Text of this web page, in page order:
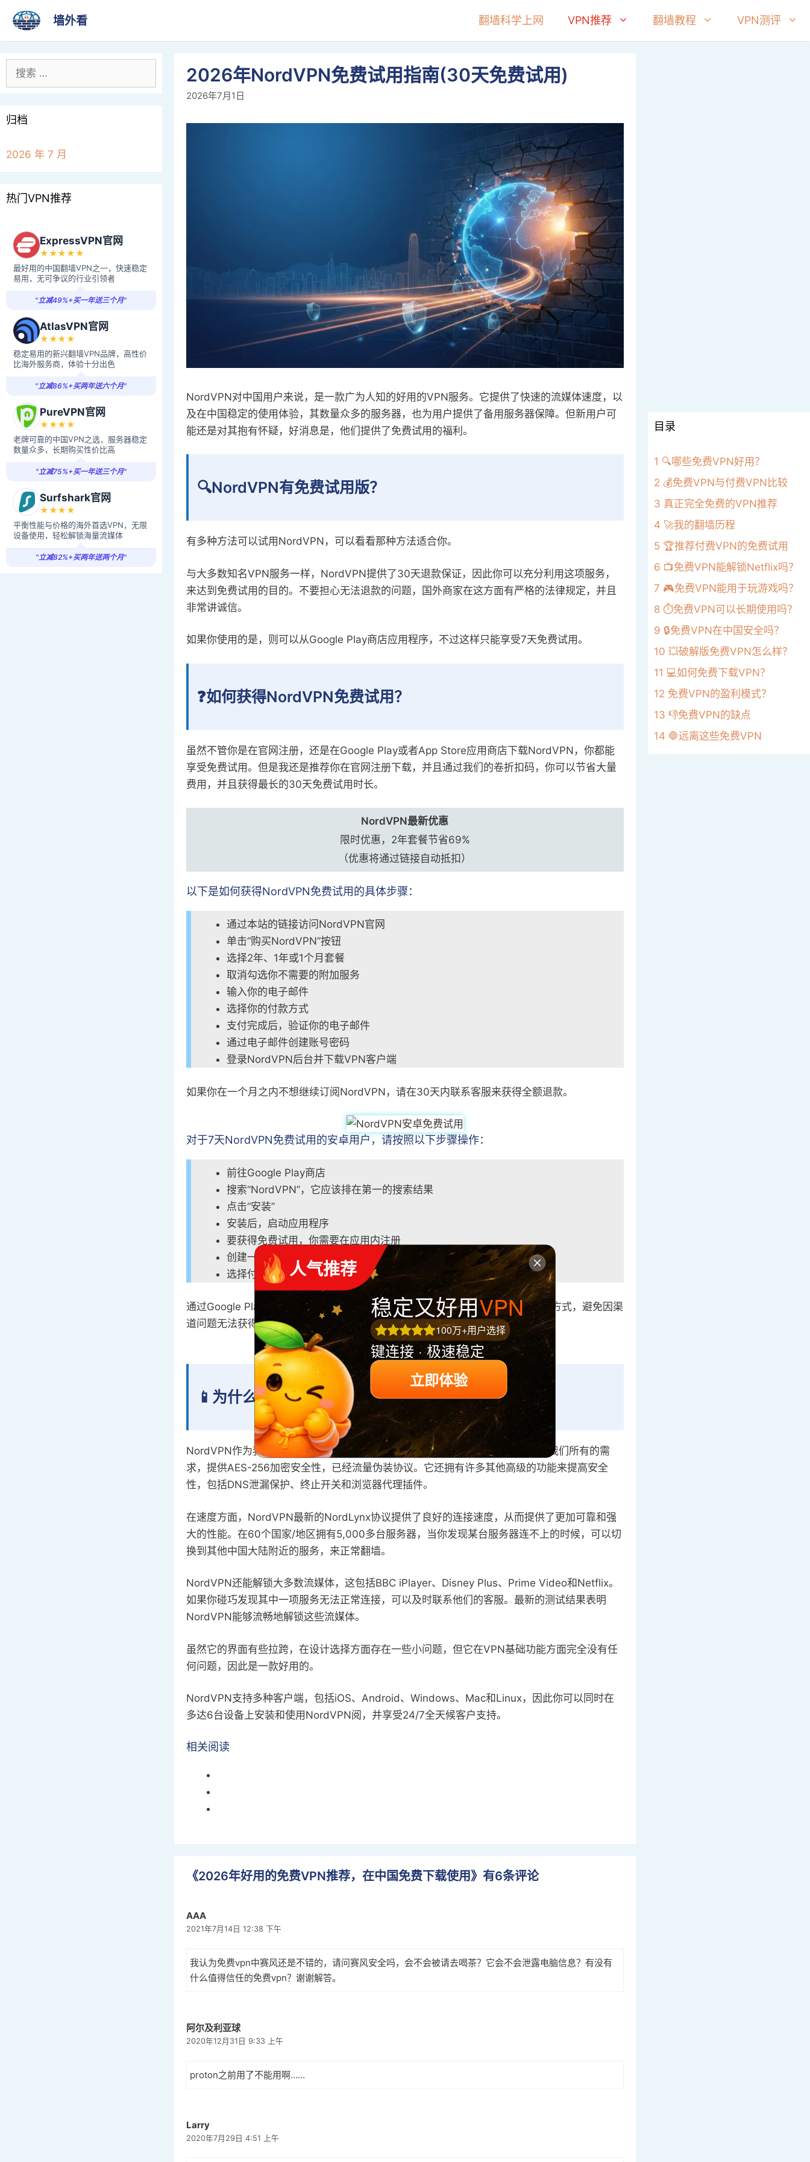
内
容
墙外看 翻墙科学上网 VPN推荐 翻墙教程 VPN测评
2026年NordVPN免费试用指南(30天免费试用)
2026年7月1日
NordVPN对中国用户来说，是一款广为人知的好用的VPN服务。它提供了快速的流媒体速度，以
及在中国稳定的使用体验，其数量众多的服务器，也为用户提供了备用服务器保障。但新用户可
能还是对其抱有怀疑，好消息是，他们提供了免费试用的福利。
🔍NordVPN有免费试用版？
有多种方法可以试用NordVPN，可以看看那种方法适合你。
与大多数知名VPN服务一样，NordVPN提供了30天退款保证，因此你可以充分利用这项服务，
来达到免费试用的目的。不要担心无法退款的问题，国外商家在这方面有严格的法律规定，并且
非常讲诚信。
如果你使用的是，则可以从Google Play商店应用程序，不过这样只能享受7天免费试用。
❓如何获得NordVPN免费试用？
虽然不管你是在官网注册，还是在Google Play或者App Store应用商店下载NordVPN，你都能
享受免费试用。但是我还是推荐你在官网注册下载，并且通过我们的卷折扣码，你可以节省大量
费用，并且获得最长的30天免费试用时长。
NordVPN最新优惠
限时优惠，2年套餐节省69%
（优惠将通过链接自动抵扣）
以下是如何获得NordVPN免费试用的具体步骤：
通过本站的链接访问NordVPN官网
单击“购买NordVPN”按钮
选择2年、1年或1个月套餐
取消勾选你不需要的附加服务
输入你的电子邮件
选择你的付款方式
支付完成后，验证你的电子邮件
通过电子邮件创建账号密码
登录NordVPN后台并下载VPN客户端
如果你在一个月之内不想继续订阅NordVPN，请在30天内联系客服来获得全额退款。
对于7天NordVPN免费试用的安卓用户，请按照以下步骤操作：
前往Google Play商店
搜索“NordVPN”，它应该排在第一的搜索结果
点击“安装”
安装后，启动应用程序
要获得免费试用，你需要在应用内注册
创建一个帐户
选择付款套餐并完成支付
通过Google Play商店下载，你需要走应用商店的支付渠道，因此请谨慎选择这种方式，避免因渠
道问题无法获得退款。
📱为什么推荐NordVPN？
NordVPN作为我们推荐的仅次于ExpressVPN的顶级翻墙VPN。它几乎可以满足我们所有的需
求，提供AES-256加密安全性，已经流量伪装协议。它还拥有许多其他高级的功能来提高安全
性，包括DNS泄漏保护、终止开关和浏览器代理插件。
在速度方面，NordVPN最新的NordLynx协议提供了良好的连接速度，从而提供了更加可靠和强
大的性能。在60个国家/地区拥有5,000多台服务器，当你发现某台服务器连不上的时候，可以切
换到其他中国大陆附近的服务，来正常翻墙。
NordVPN还能解锁大多数流媒体，这包括BBC iPlayer、Disney Plus、Prime Video和Netflix。
如果你碰巧发现其中一项服务无法正常连接，可以及时联系他们的客服。最新的测试结果表明
NordVPN能够流畅地解锁这些流媒体。
虽然它的界面有些拉跨，在设计选择方面存在一些小问题，但它在VPN基础功能方面完全没有任
何问题，因此是一款好用的。
NordVPN支持多种客户端，包括iOS、Android、Windows、Mac和Linux，因此你可以同时在
多达6台设备上安装和使用NordVPN阅，并享受24/7全天候客户支持。
相关阅读
《2026年好用的免费VPN推荐，在中国免费下载使用》有6条评论
AAA
2021年7月14日 12:38 下午
我认为免费vpn中赛风还是不错的，请问赛风安全吗，会不会被请去喝茶？它会不会泄露电脑信息？有没有
什么值得信任的免费vpn？谢谢解答。
阿尔及利亚球
2020年12月31日 9:33 上午
proton之前用了不能用啊……
Larry
2020年7月29日 4:51 上午
索：
归档
2026 年 7 月
热门VPN推荐
ExpressVPN官网
★★★★★
最好用的中国翻墙VPN之一，快速稳定
易用，无可争议的行业引领者
"立减49%+买一年送三个月"
AtlasVPN官网
★★★★
稳定易用的新兴翻墙VPN品牌，高性价
比海外服务商，体验十分出色
"立减86%+买两年送六个月"
PureVPN官网
★★★★
老牌可靠的中国VPN之选，服务器稳定
数量众多，长期购买性价比高
"立减75%+买一年送三个月"
Surfshark官网
★★★★
平衡性能与价格的海外首选VPN，无限
设备使用，轻松解锁海量流媒体
"立减82%+买两年送两个月"
目录
1 🔍哪些免费VPN好用？
2 💰免费VPN与付费VPN比较
3 真正完全免费的VPN推荐
4 🚀我的翻墙历程
5 🏆推荐付费VPN的免费试用
6 📺免费VPN能解锁Netflix吗？
7 🎮免费VPN能用于玩游戏吗？
8 ⏱️免费VPN可以长期使用吗？
9 🔒免费VPN在中国安全吗？
10 💥破解版免费VPN怎么样？
11 💻如何免费下载VPN？
12 免费VPN的盈利模式？
13 👎免费VPN的缺点
14 🛑远离这些免费VPN
人气推荐
稳定又好用VPN
100万+用户选择
键连接 · 极速稳定
立即体验